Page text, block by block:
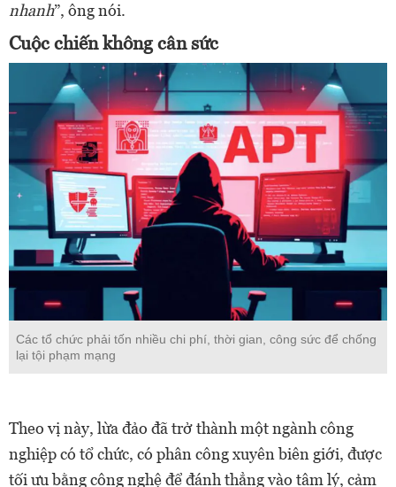
nhanh”, ông nói.
Cuộc chiến không cân sức
Các tổ chức phải tốn nhiều chi phí, thời gian, công sức để chống
lại tội phạm mạng
Theo vị này, lừa đảo đã trở thành một ngành công
nghiệp có tổ chức, có phân công xuyên biên giới, được
tối ưu bằng công nghệ để đánh thẳng vào tâm lý, cảm